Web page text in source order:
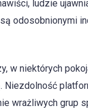
ludzie
odosobnionymi
w niektórych
wrażliwych grup